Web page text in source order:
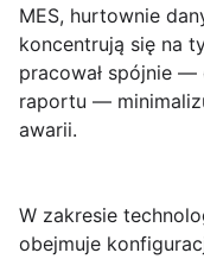
MES, hurtownie
koncentrują się na
pracował spójnie
raportu —
awarii.
W zakresie
obejmuje